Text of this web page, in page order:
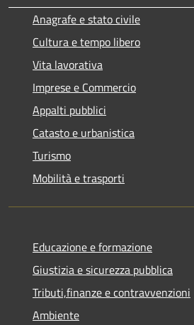
Anagrafe e stato civile
Cultura e tempo libero
Vita lavorativa
Imprese e Commercio
Appalti pubblici
Catasto e urbanistica
Turismo
Mobilità e trasporti
Educazione e formazione
Giustizia e sicurezza pubblica
Tributi,finanze e contravvenzioni
Ambiente